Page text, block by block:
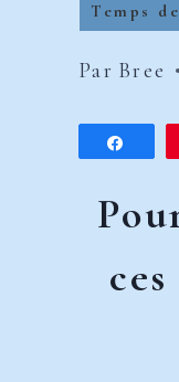
Par Bree